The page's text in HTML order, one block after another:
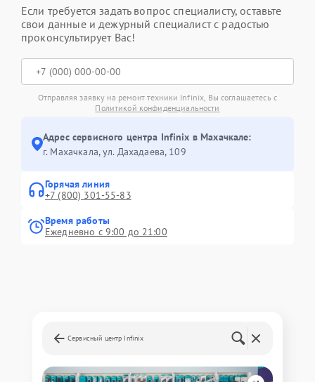
Если требуется задать вопрос специалисту, оставьте
свои данные и дежурный специалист с радостью
проконсультирует Вас!
Отправляя заявку на ремонт техники Infinix, Вы соглашаетесь с
Политикой конфиденциальности
Адрес сервисного центра Infinix в Махачкале:
г. Махачкала, ул. Дахадаева, 109
Горячая линия
+7 (800) 301-55-83
Время работы
Ежедневно с 9:00 до 21:00
Сервисный центр Infinix